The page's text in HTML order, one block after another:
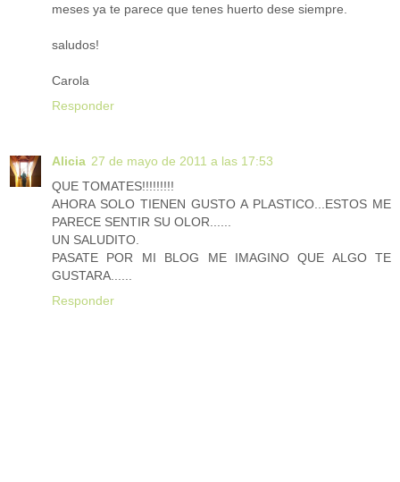
meses ya te parece que tenes huerto dese siempre.
saludos!
Carola
Responder
Alicia 27 de mayo de 2011 a las 17:53
QUE TOMATES!!!!!!!!!
AHORA SOLO TIENEN GUSTO A PLASTICO...ESTOS ME
PARECE SENTIR SU OLOR......
UN SALUDITO.
PASATE POR MI BLOG ME IMAGINO QUE ALGO TE
GUSTARA......
Responder